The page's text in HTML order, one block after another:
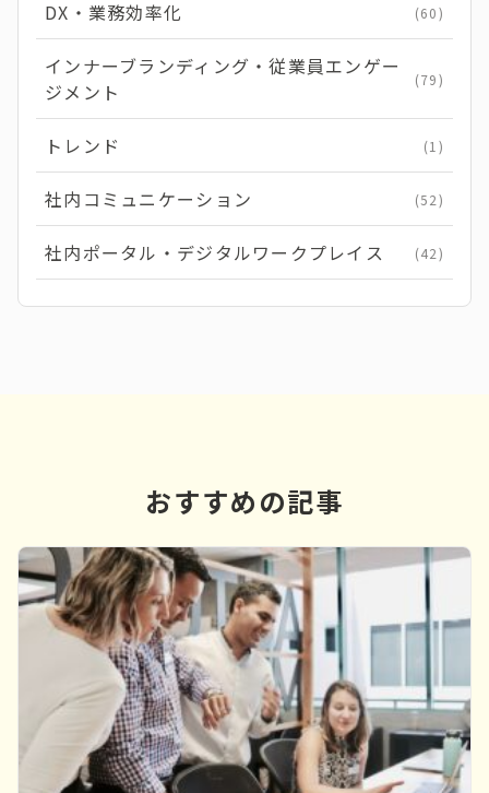
DX・業務効率化 (60)
インナーブランディング・従業員エンゲー
ジメント
(79)
トレンド (1)
社内コミュニケーション (52)
社内ポータル・デジタルワークプレイス (42)
おすすめの記事